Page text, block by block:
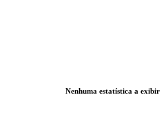
Nenhuma estatística a exibir